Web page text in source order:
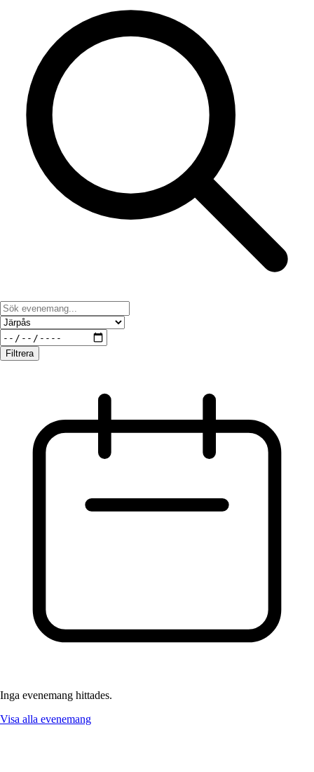
Filtrera
Inga evenemang hittades.
Visa alla evenemang